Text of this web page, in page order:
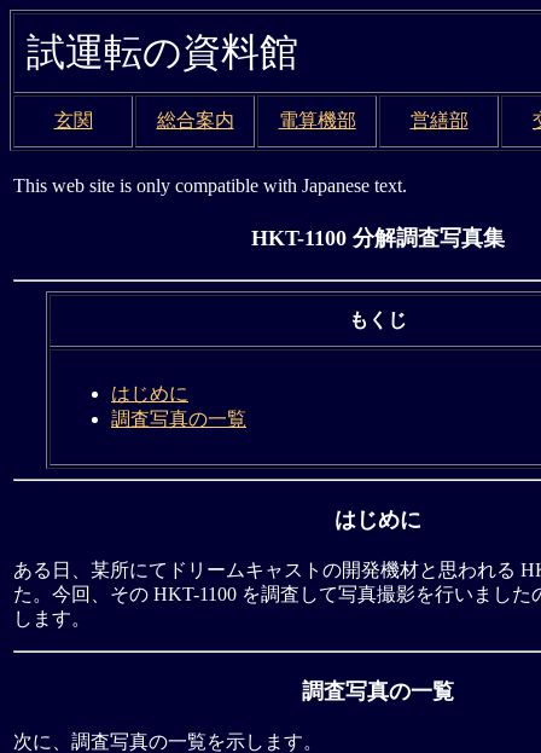
試運転の資料館
玄関 総合案内 電算機部 営繕部
This web site is only compatible with Japanese text.
HKT-1100 分解調査写真集
もくじ
はじめに
調査写真の一覧
はじめに
ある日、某所にてドリームキャストの開発機材と思われる
た。今回、その HKT-1100 を調査して写真撮影を行いました
します。
調査写真の一覧
次に、調査写真の一覧を示します。